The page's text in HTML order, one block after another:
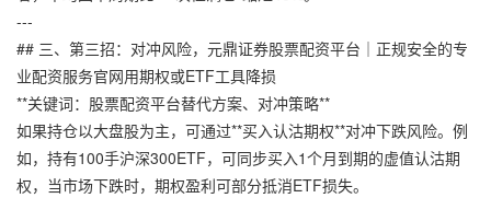
---
## 三、第三招：对冲风险， 元鼎证券股票配资平台｜正规安全的专
业配资服务官网用期权或ETF工具降损
**关键词：股票配资平台替代方案、对冲策略**
如果持仓以大盘股为主，可通过**买入认沽期权**对冲下跌风险。例
如，持有100手沪深300ETF，可同步买入1个月到期的虚值认沽期
权，当市场下跌时，期权盈利可部分抵消ETF损失。